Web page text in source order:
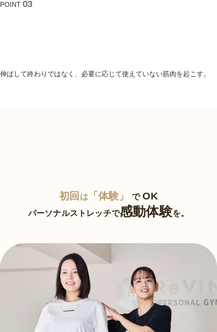
POINT 03
伸ばして終わりではなく、必要に応じて使えていない筋肉を起こす。
初回 は 「体験」 でOK
パーソナルストレッチで感動体験を。